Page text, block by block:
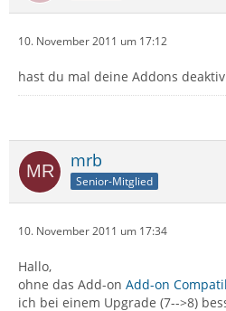
10. November 2011 um 17:12
hast du mal deine Addons
mrb
Senior-Mitglied
10. November 2011 um 17:34
Hallo,
ohne das Add-on Add-on
ich bei einem Upgrade (7-->8)